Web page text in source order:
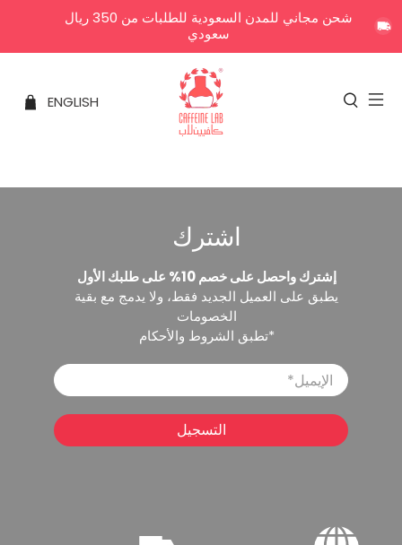
شحن مجاني للمدن السعودية للطلبات من 350 ريال
سعودي
ENGLISH
اشترك
إشترك واحصل على خصم 10% على طلبك الأول
يطبق على العميل الجديد فقط، ولا يدمج مع بقية
الخصومات
*تطبق الشروط والأحكام
الإيميل
التسجيل